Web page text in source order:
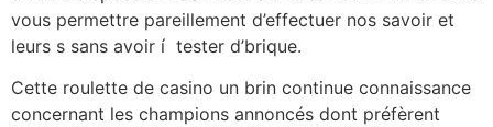
vous permettre pareillement d’effectuer nos savoir et
leurs s sans avoir í tester d’brique.
Cette roulette de casino un brin continue connaissance
concernant les champions annoncés dont préfèrent